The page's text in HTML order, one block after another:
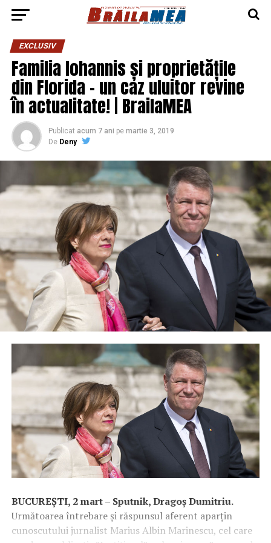
EXCLUSIV
Familia Iohannis și proprietățile
din Florida – un caz uluitor revine
în actualitate! | BrailaMEA
Publicat acum 7 ani pe martie 3, 2019
De Deny
BUCUREȘTI, 2 mart – Sputnik, Dragoș Dumitriu.
Următoarea întrebare și răspunsul aferent aparțin
cunoscutului jurnalist Marius Albin Marinescu, cel care